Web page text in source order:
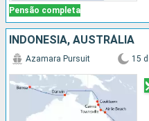
Pensão completa
INDONESIA, AUSTRÁLIA
Azamara Pursuit 15 d